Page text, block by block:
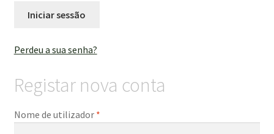
Iniciar sessão
Perdeu a sua senha?
Registar nova conta
Nome de utilizador *Obrigatório